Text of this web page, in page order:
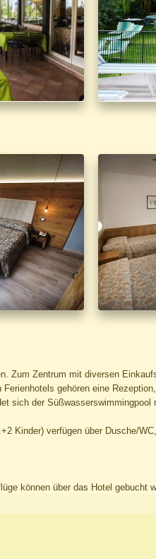
Zum Zentrum mit diversen
gehören eine
sich der Süßwasserswimmingpool
Kinder) verfügen über Dusche/
können über das Hotel gebucht